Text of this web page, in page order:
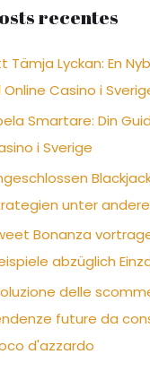
recentes
Tämja Lyckan: En
Online Casino i
Smartare: Din
i Sverige
unter
Bonanza
abzüglich
delle
future da
d'azzardo